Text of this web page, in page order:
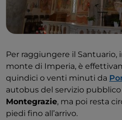
Per raggiungere il Santuario,
monte di Imperia, è
quindici o venti minuti da
autobus del servizio
Montegrazie, ma poi resta
piedi fino all’arrivo.